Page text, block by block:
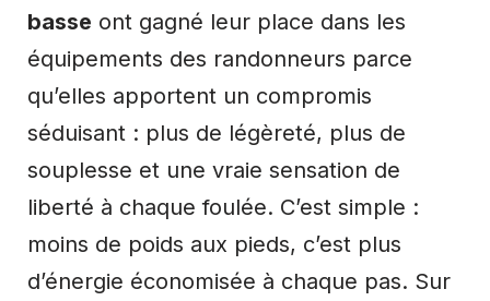
basse ont gagné leur place dans les
équipements des randonneurs parce
qu’elles apportent un compromis
séduisant : plus de légèreté, plus de
souplesse et une vraie sensation de
liberté à chaque foulée. C’est simple :
moins de poids aux pieds, c’est plus
d’énergie économisée à chaque pas. Sur